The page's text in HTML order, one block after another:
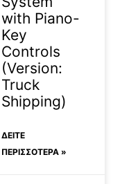
with Piano-
Key
Controls
(Version:
Truck
Shipping)
ΔΕΊΤΕ
ΠΕΡΙΣΣΟΤΕΡΑ »